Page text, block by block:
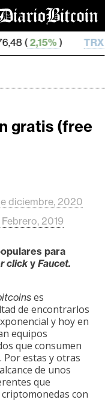
TRX0,329 422 (
gratis (free
diciembre, 2020
2019
para
clicky Faucet.
es
de encontrarlos
y hoy en
equipos
que consumen
Por estas y otras
de unos
que
con